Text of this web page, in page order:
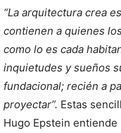
“La arquitectura crea
contienen a quienes
como lo es cada
inquietudes y sueños
fundacional; recién a
proyectar”. Estas
Hugo Epstein